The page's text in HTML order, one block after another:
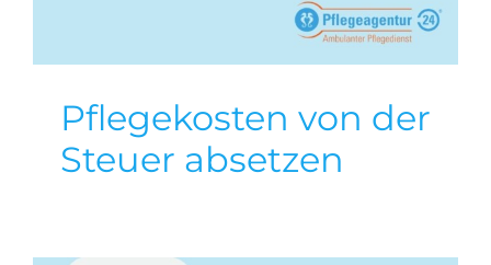
Pflegekosten von der
Steuer absetzen